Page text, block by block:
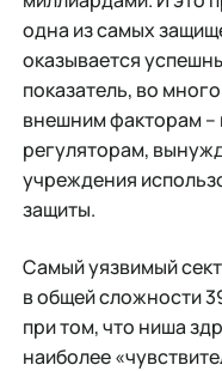
одна из самых
оказывается
показатель, во
внешним факторам
регуляторам,
учреждения
защиты.
Самый уязвимый
в общей сложности
при том, что ниша
наиболее